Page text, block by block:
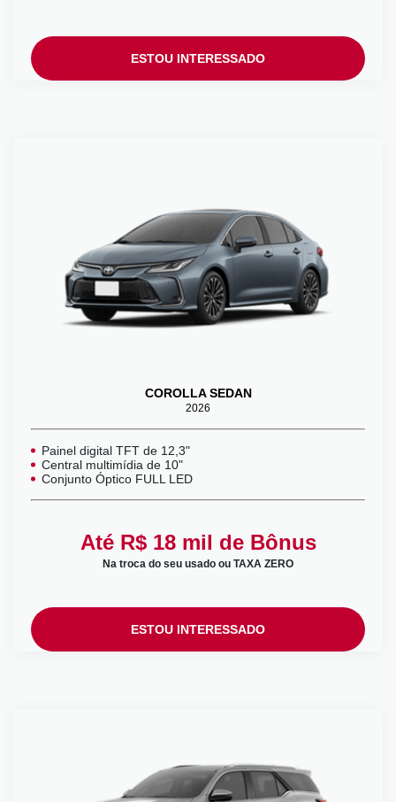
ESTOU INTERESSADO
COROLLA SEDAN
2026
Painel digital TFT de 12,3"
Central multimídia de 10"
Conjunto Óptico FULL LED
Até R$ 18 mil de Bônus
Na troca do seu usado ou TAXA ZERO
ESTOU INTERESSADO